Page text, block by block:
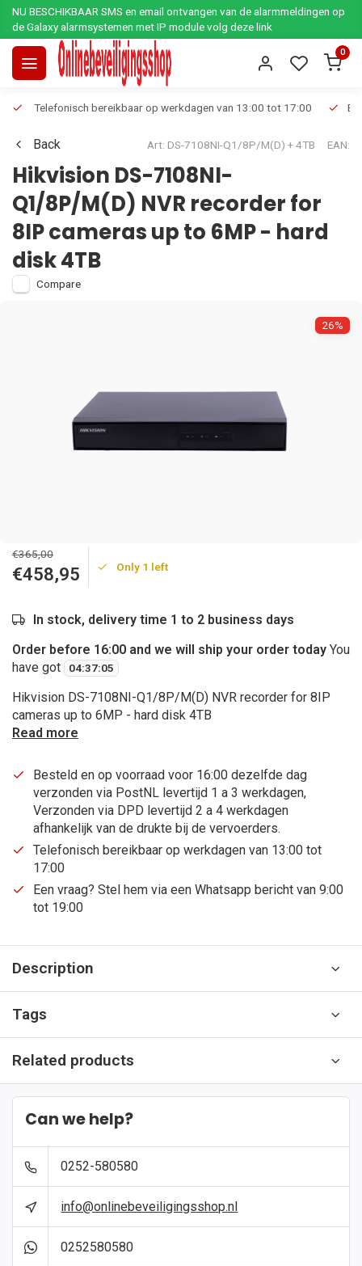
NU BESCHIKBAAR SMS en email ontvangen van de alarmmeldingen op
de Galaxy alarmsystemen met IP module volg deze link
0
Telefonisch bereikbaar op werkdagen van 13:00 tot 17:00
Back Art: DS-7108NI-Q1/8P/M(D) + 4TB EAN:
Hikvision DS-7108NI-
Q1/8P/M(D) NVR recorder for
8IP cameras up to 6MP - hard
disk 4TB
Compare
26%
€365,00
€458,95 Only 1 left
In stock, delivery time 1 to 2 business days
Order before 16:00 and we will ship your order today You
have got
04:37:05
Hikvision DS-7108NI-Q1/8P/M(D) NVR recorder for 8IP
cameras up to 6MP - hard disk 4TB
Read more
Besteld en op voorraad voor 16:00 dezelfde dag
verzonden via PostNL levertijd 1 a 3 werkdagen,
Verzonden via DPD levertijd 2 a 4 werkdagen
afhankelijk van de drukte bij de vervoerders.
Telefonisch bereikbaar op werkdagen van 13:00 tot
17:00
Een vraag? Stel hem via een Whatsapp bericht van 9:00
tot 19:00
Description
Tags
Related products
Can we help?
0252-580580
info@onlinebeveiligingsshop.nl
0252580580